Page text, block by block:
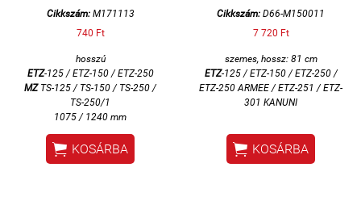
Cikkszám:M171113
740 Ft
hosszú
ETZ-125 / ETZ-150 / ETZ-250
MZTS-125 / TS-150 / TS-250 /
TS-250/1
1075 / 1240 mm
 KOSÁRBA
Cikkszám: D66-M150011
7 720 Ft
szemes, hossz: 81 cm
ETZ-125 / ETZ-150 / ETZ-250 /
ETZ-250 ARMEE / ETZ-251 / ETZ-
301 KANUNI
 KOSÁRBA